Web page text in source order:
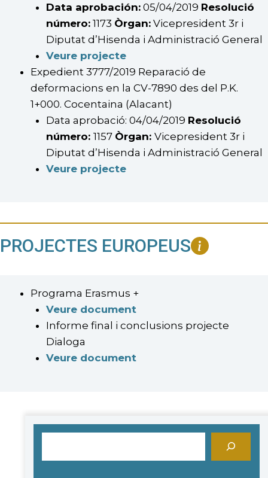
Data aprobación:05/04/2019 Resolució
número:1173 Òrgan:Vicepresident 3r i
Diputat d’Hisenda i Administració General
Veure projecte
Expedient 3777/2019 Reparació de
deformacions en la CV-7890 des del P.K.
1+000. Cocentaina (Alacant)
Data aprobació: 04/04/2019 Resolució
número: 1157 Òrgan: Vicepresident 3r i
Diputat d’Hisenda i Administració General
Veure projecte
PROJECTES EUROPEUS
Programa Erasmus +
Veure document
Informe final i conclusions projecte
Dialoga
Veure document